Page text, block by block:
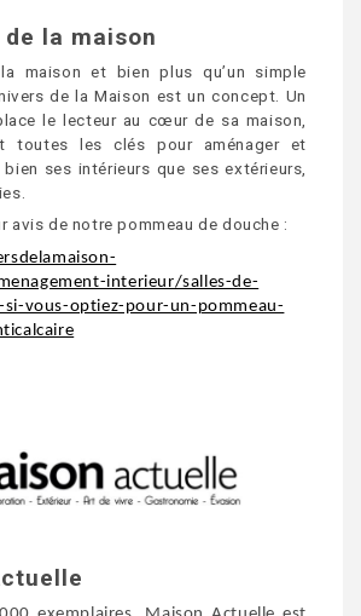
la maison
la maison et bien plus qu’un simple
de la Maison est un concept. Un
le lecteur au cœur de sa maison,
toutes les clés pour aménager et
ses intérieurs que ses extérieurs,
avis de notre pommeau de douche :
interieur/salles-de-
vous-optiez-pour-un-pommeau-